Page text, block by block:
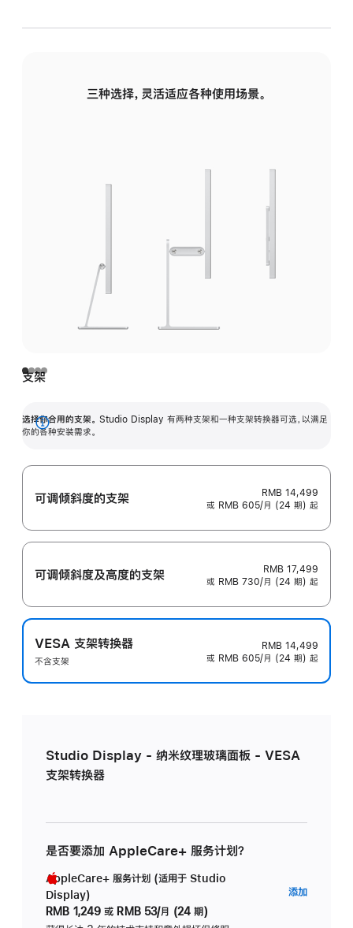
三种选择，灵活适应各种使用场景。
支架
选择你合用的支架。 Studio Display 有两种支架和一种支架转换器可选，以满足
你的各种安装需求。
展
可调倾斜度的支架
RMB 14,499
或 RMB 605/月 (24 期) 起
可调倾斜度及高‍度的支‍架
RMB 17,499
或 RMB 730/月 (24 期) 起
VESA 支架转换器
不含支架
RMB 14,499
或 RMB 605/月 (24 期) 起
Studio Display - 纳米纹理玻璃面板 - VESA
支架转换器
是否要添加 AppleCare+ 服务计划？
AppleCare+ 服务计划 (适用于 Studio
Display)
RMB 1,249 或 RMB 53/月 (24 期)
添加